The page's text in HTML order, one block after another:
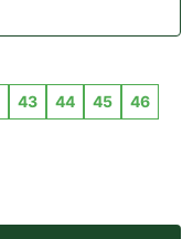
43 44 45
46